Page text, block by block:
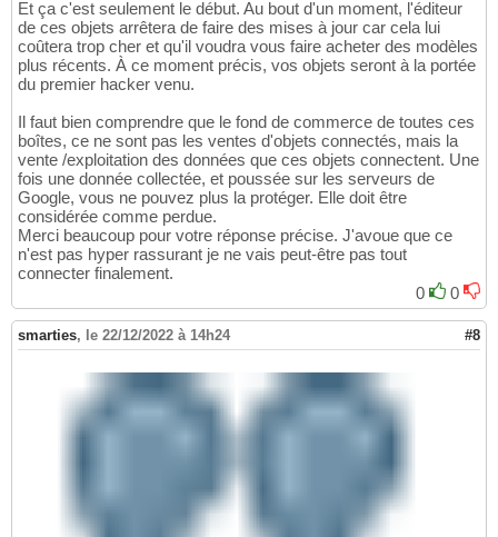
Et ça c'est seulement le début. Au bout d'un moment, l'éditeur
de ces objets arrêtera de faire des mises à jour car cela lui
coûtera trop cher et qu'il voudra vous faire acheter des modèles
plus récents. À ce moment précis, vos objets seront à la portée
du premier hacker venu.
Il faut bien comprendre que le fond de commerce de toutes ces
boîtes, ce ne sont pas les ventes d'objets connectés, mais la
vente /exploitation des données que ces objets connectent. Une
fois une donnée collectée, et poussée sur les serveurs de
Google, vous ne pouvez plus la protéger. Elle doit être
considérée comme perdue.
Merci beaucoup pour votre réponse précise. J'avoue que ce
n'est pas hyper rassurant je ne vais peut-être pas tout
connecter finalement.
0
0
smarties, le 22/12/2022 à 14h24 #8